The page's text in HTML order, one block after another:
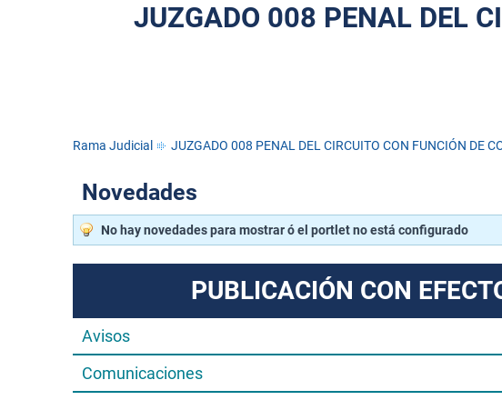
JUZGADO 008 PENAL DEL
Rama Judicial JUZGADO 008 PENAL DEL CIRCUITO CON FUNCIÓN DE
Novedades
No hay novedades para mostrar ó el portlet no está configurado
PUBLICACIÓN CON
Avisos
Comunicaciones